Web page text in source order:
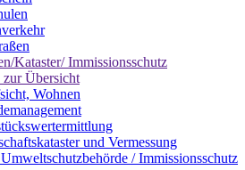
Kataster/ Immissionsschutz
Übersicht
Wohnen
und Vermessung
/ Immissionsschutz